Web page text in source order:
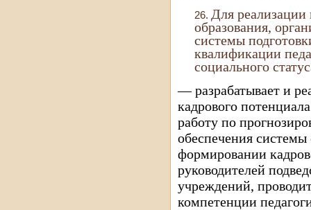
Для реализации
образования,
системы
квалификации
социального
— разрабатывает и
кадрового
работу по
обеспечения системы
формировании
руководителей
учреждений,
компетенции